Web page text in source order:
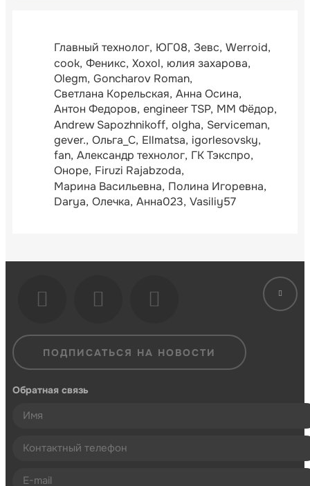
Главный технолог ЮГ08 Зевс Werroid
cook Феникс Xoxol юлия захарова
Olegm Goncharov Roman
Светлана Корельская Анна Осина
Антон Федоров engineer TSP ММ Фёдор
Andrew Sapozhnikoff olgha Serviceman
gever. Ольга_С Ellmatsa igorlesovsky
fan Александр технолог ГК Тэкспро
Оноре Firuzi Rajabzoda
Марина Васильевна Полина Игоревна
Darya Олечка Анна023 Vasiliy57
ПОДПИСАТЬСЯ НА НОВОСТИ
Обратная связь